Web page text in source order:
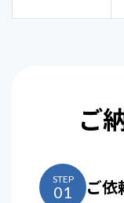
ご
STEP
01 ご依